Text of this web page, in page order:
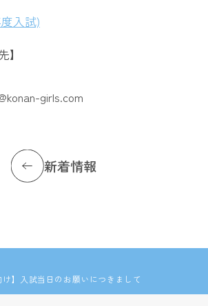
入試)
】
girls.com
新着情報
け】入試当日のお願いにつきまして